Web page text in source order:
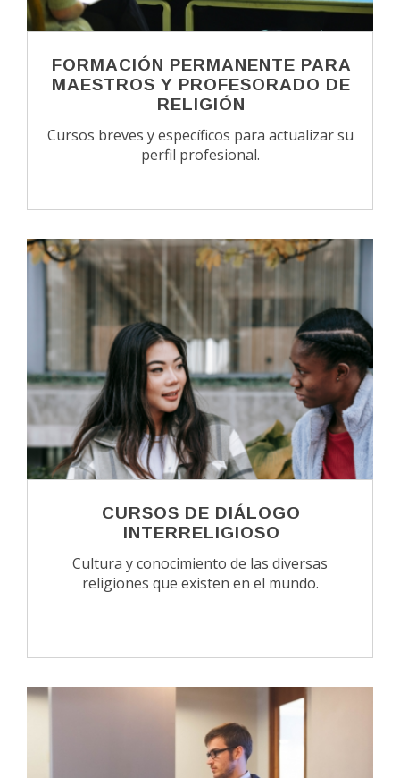
FORMACIÓN PERMANENTE PARA
MAESTROS Y PROFESORADO DE
RELIGIÓN
Cursos breves y específicos para actualizar su
perfil profesional.
CURSOS DE DIÁLOGO
INTERRELIGIOSO
Cultura y conocimiento de las diversas
religiones que existen en el mundo.